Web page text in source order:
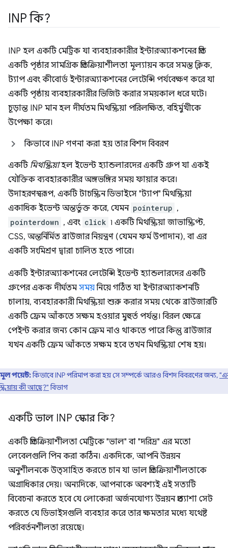
INP কি?
INP হল একটি মেট্রিক যা ব্যবহারকারীর ইন্টারঅ্যাকশনের প্রতি
একটি পৃষ্ঠার সামগ্রিক প্রতিক্রিয়াশীলতা মূল্যায়ন করে সমস্ত ক্লিক,
ট্যাপ এবং কীবোর্ড ইন্টারঅ্যাকশনের লেটেন্সি পর্যবেক্ষণ করে যা
একটি পৃষ্ঠায় ব্যবহারকারীর ভিজিট করার সময়কাল ধরে ঘটে।
চূড়ান্ত INP মান হল দীর্ঘতম মিথস্ক্রিয়া পরিলক্ষিত, বহির্মুখীকে
উপেক্ষা করে।
কিভাবে INP গণনা করা হয় তার বিশদ বিবরণ
একটি মিথস্ক্রিয়াহল ইভেন্ট হ্যান্ডলারদের একটি গ্রুপ যা একই
যৌক্তিক ব্যবহারকারীর অঙ্গভঙ্গির সময় ফায়ার করে।
উদাহরণস্বরূপ, একটি টাচস্ক্রিন ডিভাইসে "ট্যাপ" মিথস্ক্রিয়া
একাধিক ইভেন্ট অন্তর্ভুক্ত করে, যেমন pointerup ,
pointerdown , এবং click ৷ একটি মিথস্ক্রিয়া জাভাস্ক্রিপ্ট,
CSS, অন্তর্নির্মিত ব্রাউজার নিয়ন্ত্রণ (যেমন ফর্ম উপাদান), বা এর
একটি সংমিশ্রণ দ্বারা চালিত হতে পারে।
একটি ইন্টারঅ্যাকশনের লেটেন্সি ইভেন্ট হ্যান্ডলারদের একটি
গ্রুপের একক দীর্ঘতম সময়নিয়ে গঠিত যা ইন্টারঅ্যাকশনটি
চালায়, ব্যবহারকারী মিথস্ক্রিয়া শুরু করার সময় থেকে ব্রাউজারটি
একটি ফ্রেম আঁকতে সক্ষম হওয়ার মুহুর্ত পর্যন্ত। বিরল ক্ষেত্রে
পেইন্ট করার জন্য কোন ফ্রেম নাও থাকতে পারে কিন্তু ব্রাউজার
যখন একটি ফ্রেম আঁকতে সক্ষম হবে তখন মিথস্ক্রিয়া শেষ হয়।
মূল পয়েন্ট:কিভাবে INP পরিমাপ করা হয় সে সম্পর্কে আরও বিশদ বিবরণের জন্য,
কী আছে?"বিভাগ
একটি ভাল INP স্কোর কি?
একটি প্রতিক্রিয়াশীলতা মেট্রিকে "ভাল" বা "দরিদ্র" এর মতো
লেবেলগুলি পিন করা কঠিন। একদিকে, আপনি উন্নয়ন
অনুশীলনকে উত্সাহিত করতে চান যা ভাল প্রতিক্রিয়াশীলতাকে
অগ্রাধিকার দেয়। অন্যদিকে, আপনাকে অবশ্যই এই সত্যটি
বিবেচনা করতে হবে যে লোকেরা অর্জনযোগ্য উন্নয়ন প্রত্যাশা সেট
করতে যে ডিভাইসগুলি ব্যবহার করে তার ক্ষমতার মধ্যে যথেষ্ট
পরিবর্তনশীলতা রয়েছে।